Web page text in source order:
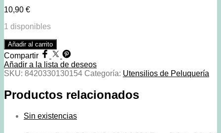
10,90 €
1 disponibles
Horquillas
De
Presión
Negro
5cm
ASUER
Añadir al carrito
Compartir
Añadir a la lista de deseos
SKU: 8420330130154 Categoría: Utensilios de Peluquería
Productos relacionados
Sin existencias